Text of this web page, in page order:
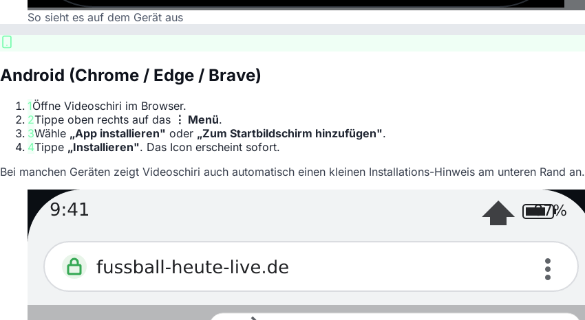
So sieht es auf dem Gerät aus
Android (Chrome / Edge / Brave)
1Öffne Videoschiri im Browser.
2Tippe oben rechts auf das ⋮ Menü.
3Wähle „App installieren" oder „Zum Startbildschirm hinzufügen".
4Tippe „Installieren". Das Icon erscheint sofort.
Bei manchen Geräten zeigt Videoschiri auch automatisch einen kleinen Installations-Hinweis am unteren Rand an.